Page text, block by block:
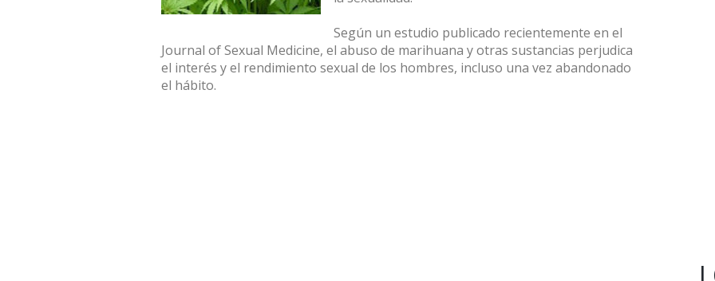
Según un estudio publicado recientemente en el
Journal of Sexual Medicine, el abuso de marihuana y otras sustancias perjudica
el interés y el rendimiento sexual de los hombres, incluso una vez abandonado
el hábito.